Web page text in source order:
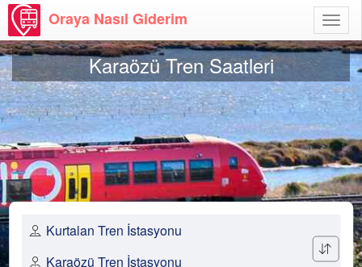
Aç
Oraya Nasıl Giderim
Karaözü Tren Saatleri